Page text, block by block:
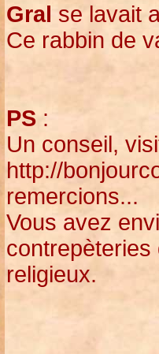
Gral se lavait
Ce rabbin de
PS :
Un conseil,
http://
remercions...
Vous avez
contrepèteries
religieux.